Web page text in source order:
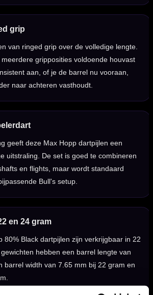
grip
van ringed grip over de volledige lengte.
gripposities voldoende houvast
aan, of je de barrel nu vooraan,
naar achteren vasthoudt.
geeft deze Max Hopp dartpijlen een
uitstraling. De set is goed te combineren
en flights, maar wordt standaard
Bull's setup.
en 24 gram
80% Black dartpijlen zijn verkrijgbaar in 22
hebben een barrel lengte van
barrel width van 7.65 mm bij 22 gram en